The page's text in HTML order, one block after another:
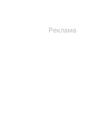
Реклама